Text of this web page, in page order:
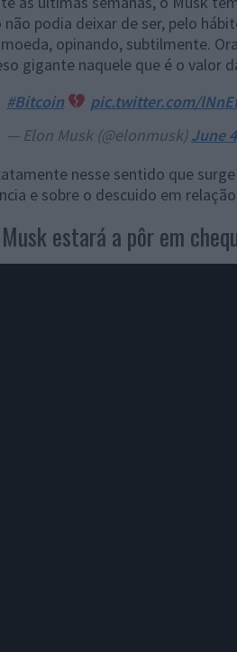
não podia deixar de ser, pelo
opinando, subtilmente.
gigante naquele que é o valor
#Bitcoin
pic.twitter.com/
— Elon Musk (@elonmusk) June
nesse sentido que
e sobre o descuido em
estará a pôr em